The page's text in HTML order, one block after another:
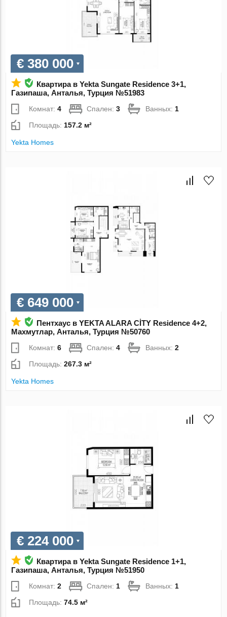
€ 380 000
Квартира в Yekta Sungate Residence 3+1,
Газипаша, Анталья, Турция №51983
Комнат:4 Спален:3 Ванных: 1
Площадь: 157.2 м²
Yekta Homes
€ 649 000
Пентхаус в YEKTA ALARA CİTY Residence 4+2,
Махмутлар, Анталья, Турция №50760
Комнат:6 Спален:4 Ванных:2
Площадь:267.3 м²
Yekta Homes
€ 224 000
Квартира в Yekta Sungate Residence 1+1,
Газипаша, Анталья, Турция №51950
Комнат:2 Спален:1 Ванных:1
Площадь:74.5 м²